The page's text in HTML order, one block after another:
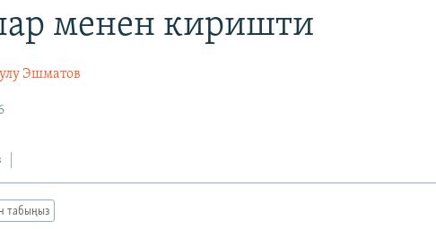
менен киришти
Эшматов
табыңыз